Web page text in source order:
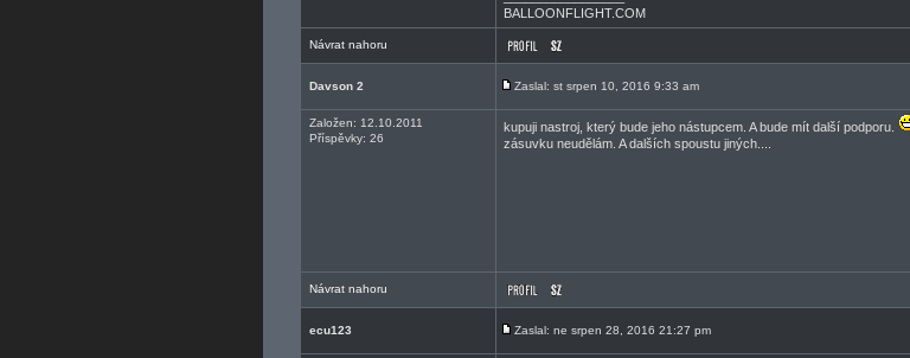
BALLOONFLIGHT.COM
Návrat nahoru
Davson 2 Zaslal: st srpen 10, 2016 9:33 am
Založen: 12.10.2011
Příspěvky: 26
kupuji nastroj, který bude jeho nástupcem. A bude mít další podporu.
zásuvku neudělám. A dalších spoustu jiných....
Návrat nahoru
ecu123 Zaslal: ne srpen 28, 2016 21:27 pm